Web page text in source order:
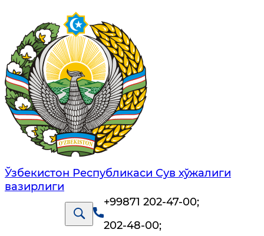
Ўзбекистон Республикаси Сув хўжалиги
вазирлиги
+99871 202-47-00;
202-48-00;